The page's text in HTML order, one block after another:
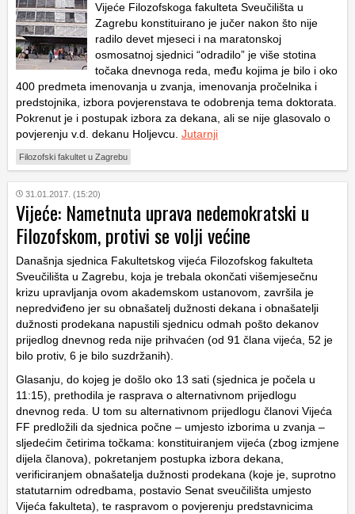
Vijeće Filozofskoga fakulteta Sveučilišta u
Zagrebu konstituirano je jučer nakon što nije
radilo devet mjeseci i na maratonskoj
osmosatnoj sjednici “odradilo” je više stotina
točaka dnevnoga reda, među kojima je bilo i oko
400 predmeta imenovanja u zvanja, imenovanja pročelnika i
predstojnika, izbora povjerenstava te odobrenja tema doktorata.
Pokrenut je i postupak izbora za dekana, ali se nije glasovalo o
povjerenju v.d. dekanu Holjevcu. Jutarnji
Filozofski fakultet u Zagrebu
31.01.2017. (15:20)
Vijeće: Nametnuta uprava nedemokratski u
Filozofskom, protivi se volji većine
Današnja sjednica Fakultetskog vijeća Filozofskog fakulteta
Sveučilišta u Zagrebu, koja je trebala okončati višemjesečnu
krizu upravljanja ovom akademskom ustanovom, završila je
nepredviđeno jer su obnašatelj dužnosti dekana i obnašatelji
dužnosti prodekana napustili sjednicu odmah pošto dekanov
prijedlog dnevnog reda nije prihvaćen (od 91 člana vijeća, 52 je
bilo protiv, 6 je bilo suzdržanih).
Glasanju, do kojeg je došlo oko 13 sati (sjednica je počela u
11:15), prethodila je rasprava o alternativnom prijedlogu
dnevnog reda. U tom su alternativnom prijedlogu članovi Vijeća
FF predložili da sjednica počne – umjesto izborima u zvanja –
sljedećim četirima točkama: konstituiranjem vijeća (zbog izmjene
dijela članova), pokretanjem postupka izbora dekana,
verificiranjem obnašatelja dužnosti prodekana (koje je, suprotno
statutarnim odredbama, postavio Senat sveučilišta umjesto
Vijeća fakulteta), te raspravom o povjerenju predstavnicima